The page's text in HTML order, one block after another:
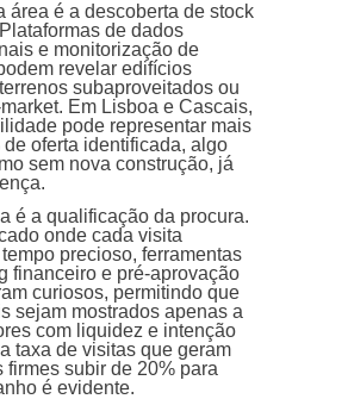
área é a descoberta de stock
de dados
e monitorização de
revelar edifícios
subaproveitados ou
Em Lisboa e Cascais,
pode representar mais
de oferta identificada, algo
sem nova construção, já
é a qualificação da procura.
onde cada visita
precioso, ferramentas
financeiro e pré-aprovação
curiosos, permitindo que
sejam mostrados apenas a
com liquidez e intenção
taxa de visitas que geram
firmes subir de 20% para
é evidente.